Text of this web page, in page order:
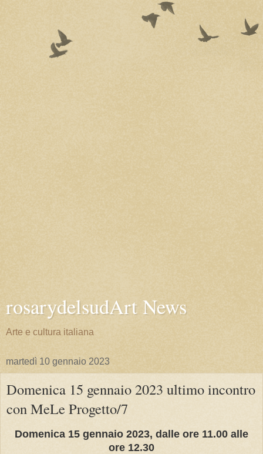
rosarydelsudArt News
Arte e cultura italiana
martedì 10 gennaio 2023
Domenica 15 gennaio 2023 ultimo incontro
con MeLe Progetto/7
Domenica 15 gennaio 2023, dalle ore 11.00 alle
ore 12.30